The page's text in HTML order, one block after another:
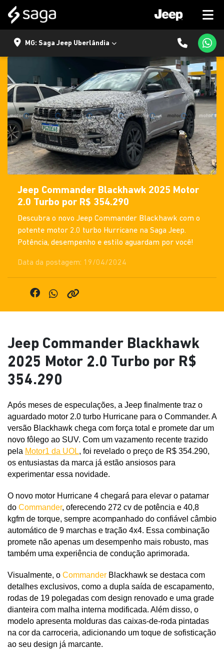
MG: Saga Jeep Uberlândia
Jeep Commander Blackhawk 2025 Motor
2.0 Turbo por R$ 354.290
Descubra o novo Jeep Commander Blackhawk com o
potente motor 2.0 turbo Hurricane na Saga Jeep.
Potência, desempenho e estilo aguardam por você!
Data da postagem: 19/04/2024
Jeep Commander Blackhawk
2025 Motor 2.0 Turbo por R$
354.290
Após meses de especulações, a Jeep finalmente traz o
aguardado motor 2.0 turbo Hurricane para o Commander. A
versão Blackhawk chega com força total e promete dar um
novo fôlego ao SUV. Com um vazamento recente trazido
pela Motor1 da UOL, foi revelado o preço de R$ 354.290,
os entusiastas da marca já estão ansiosos para
experimentar essa novidade.
O novo motor Hurricane 4 chegará para elevar o patamar
do Commander, oferecendo 272 cv de potência e 40,8
kgfm de torque, sempre acompanhado do confiável câmbio
automático de 9 marchas e tração 4x4. Essa combinação
promete não apenas um desempenho mais robusto, mas
também uma experiência de condução aprimorada.
Visualmente, o Commander Blackhawk se destaca com
detalhes exclusivos, como a dupla saída de escapamento,
rodas de 19 polegadas com design renovado e uma grade
dianteira com malha interna modificada. Além disso, o
modelo apresenta molduras das caixas-de-roda pintadas
na cor da carroceria, adicionando um toque de sofisticação
ao seu design já marcante.